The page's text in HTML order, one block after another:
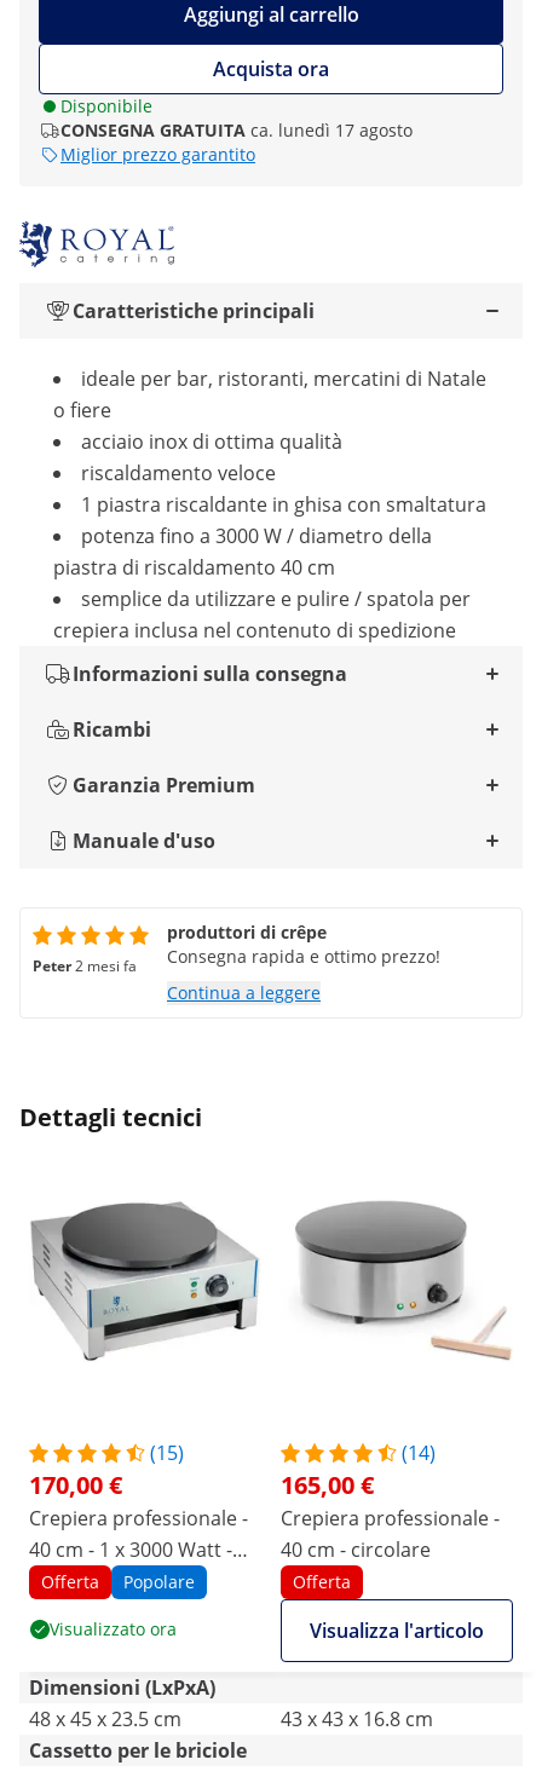
Aggiungi al carrello
Acquista ora
Disponibile
CONSEGNA GRATUITA ca. lunedì 17 agosto
Miglior prezzo garantito
Caratteristiche principali
ideale per bar, ristoranti, mercatini di Natale
o fiere
acciaio inox di ottima qualità
riscaldamento veloce
1 piastra riscaldante in ghisa con smaltatura
potenza fino a 3000 W / diametro della
piastra di riscaldamento 40 cm
semplice da utilizzare e pulire / spatola per
crepiera inclusa nel contenuto di spedizione
Informazioni sulla consegna
Ricambi
Garanzia Premium
Manuale d'uso
Peter2 mesi fa
produttori di crêpe
Consegna rapida e ottimo prezzo!
Continua a leggere
Dettagli tecnici
(15)
170,00 €
Crepiera professionale -
40 cm - 1 x 3000 Watt -
2.0
Offerta Popolare
Visualizzato ora
(14)
165,00 €
Crepiera professionale -
40 cm - circolare
Offerta
Visualizza l'articolo
Dimensioni (LxPxA)
48 x 45 x 23.5 cm
43 x 43 x 16.8 cm
Cassetto per le briciole